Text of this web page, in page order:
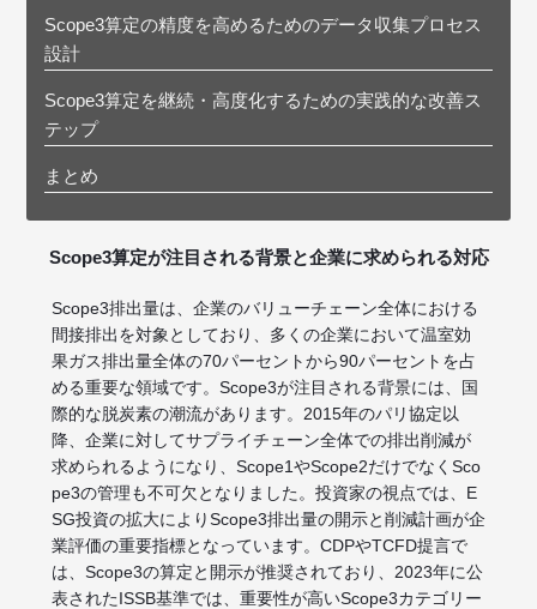
Scope3算定の精度を高めるためのデータ収集プロセス
設計
Scope3算定を継続・高度化するための実践的な改善ス
テップ
まとめ
Scope3算定が注目される背景と企業に求められる対応
Scope3排出量は、企業のバリューチェーン全体における
間接排出を対象としており、多くの企業において温室効
果ガス排出量全体の70パーセントから90パーセントを占
める重要な領域です。Scope3が注目される背景には、国
際的な脱炭素の潮流があります。2015年のパリ協定以
降、企業に対してサプライチェーン全体での排出削減が
求められるようになり、Scope1やScope2だけでなくSco
pe3の管理も不可欠となりました。投資家の視点では、E
SG投資の拡大によりScope3排出量の開示と削減計画が企
業評価の重要指標となっています。CDPやTCFD提言で
は、Scope3の算定と開示が推奨されており、2023年に公
表されたISSB基準では、重要性が高いScope3カテゴリー